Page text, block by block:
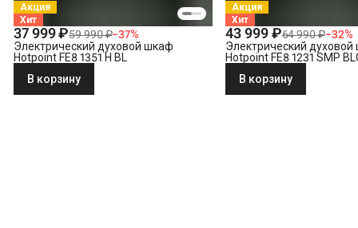
Акция
Хит
37 999 ₽59 990 ₽−37%
Электрический духовой шкаф
Hotpoint FE8 1351 H BL
В корзину
Акция
Хит
43 999 ₽64 990 ₽−32%
Электрический
Hotpoint FE8 1231 SMP
В корзину